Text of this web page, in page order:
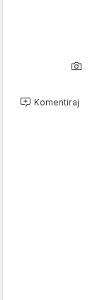
Komentiraj